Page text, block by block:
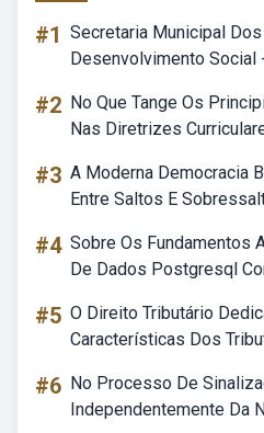
#1 Secretaria Municipal
Desenvolvimento Social
#2 No Que Tange Os
Nas Diretrizes
#3 A Moderna Democracia
Entre Saltos E
#4 Sobre Os Fundamentos
De Dados Postgresql
#5 O Direito Tributário
Características Dos
#6 No Processo De
Independentemente Da